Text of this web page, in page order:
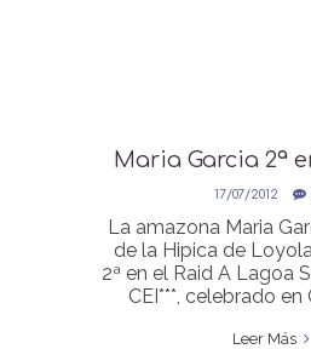
Maria Garcia 2ª
Lagoa Sandias /
17/07/2012
La amazona Maria
de la Hipica de
2ª en el Raid A Lagoa
CEI***, celebrado en
Leer Más